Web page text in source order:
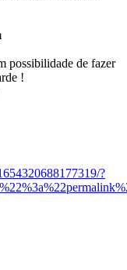
possibilidade de fazer
!
?